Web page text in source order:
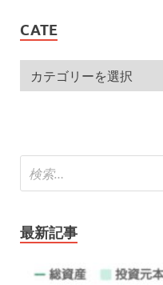
CATE
最新記事